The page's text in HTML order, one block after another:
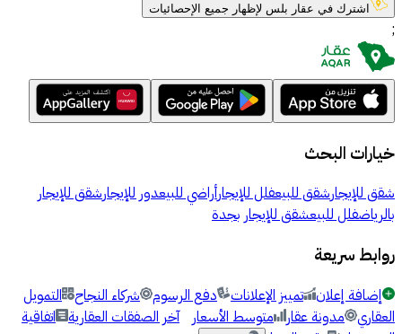
اشترك في عقار بلس لإظهار جميع الإحصائيات
;
خيارات البحث
شقق للإيجارشقق للبيعفلل للإيجارأراضي للبيعدور للإيجارشقق للإيجار
بالرياضفلل للبيعشقق للإيجار بجدة
روابط سريعة
إضافة إعلان تمييز الإعلانات دفع الرسوم شركاء النجاح
التمويل
العقاري
مدونة عقار متوسط الأسعار آخر الصفقات العقارية
اتفاقية